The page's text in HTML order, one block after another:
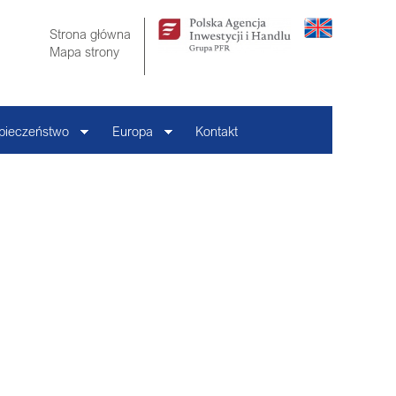
Strona główna
Mapa strony
Europa Kontakt